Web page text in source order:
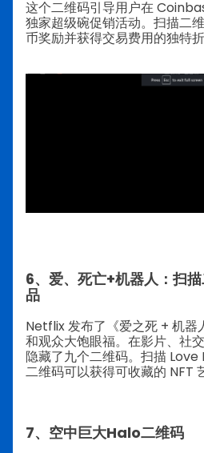
这个二维码引导用户在
独家超级碗促销活动。扫描二
币奖励并获得交易费用的独特折
6、爱、死亡+机器人：扫
品
Netflix 发布了《爱之死 + 机器
和观众大饱眼福。在影片、社
隐藏了九个二维码。扫描
二维码可以获得可收藏的 NFT
7、空中巨大Halo二维码